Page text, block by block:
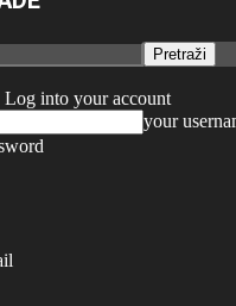
Log into your account
your